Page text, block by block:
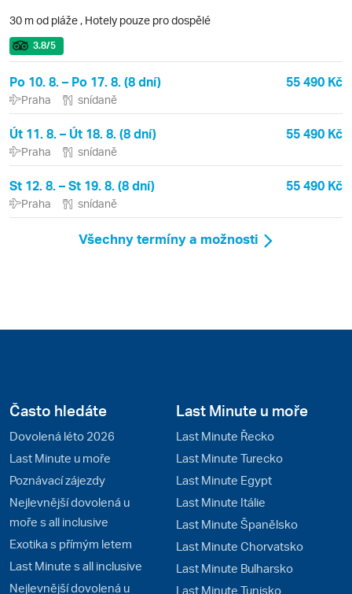
30 m od pláže , Hotely pouze pro dospělé
3.8/5
Po 10. 8. – Po 17. 8. (8 dní) 55 490 Kč
Praha snídaně
Út 11. 8. – Út 18. 8. (8 dní) 55 490 Kč
Praha snídaně
St 12. 8. – St 19. 8. (8 dní) 55 490 Kč
Praha snídaně
Všechny termíny a možnosti
Často hledáte
Dovolená léto 2026
Last Minute u moře
Poznávací zájezdy
Nejlevnější dovolená u
moře s all inclusive
Exotika s přímým letem
Last Minute s all inclusive
Nejlevnější dovolená u
Last Minute u moře
Last Minute Řecko
Last Minute Turecko
Last Minute Egypt
Last Minute Itálie
Last Minute Španělsko
Last Minute Chorvatsko
Last Minute Bulharsko
Last Minute Tunisko